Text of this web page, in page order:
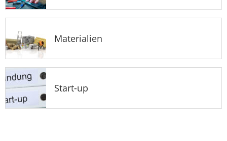
Materialien
Start-up